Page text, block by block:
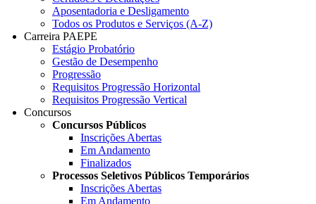
Aposentadoria e Desligamento
Todos os Produtos e Serviços (A-Z)
Carreira PAEPE
Estágio Probatório
Gestão de Desempenho
Progressão
Requisitos Progressão Horizontal
Requisitos Progressão Vertical
Concursos
Concursos Públicos
Inscrições Abertas
Em Andamento
Finalizados
Processos Seletivos Públicos Temporários
Inscrições Abertas
Em Andamento